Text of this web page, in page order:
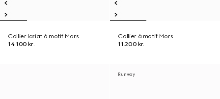
Collier lariat à motif Mors
14.100 kr.
Collier à motif Mors
11.200 kr.
Runway